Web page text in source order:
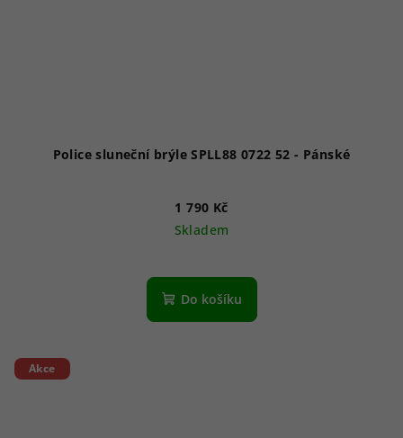
Police sluneční brýle SPLL88 0722 52 - Pánské
1 790 Kč
Skladem
Do košíku
Akce